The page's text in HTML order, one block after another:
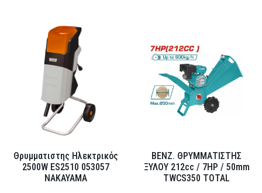
Θρυμματιστης Ηλεκτρικός
2500W ES2510 053057
NAKAYAMA
ΒΕΝΖ. ΘΡΥΜΜΑΤΙΣΤΗΣ
ΞΥΛΟΥ 212cc / 7ΗΡ / 50mm
TWCS350 TOTAL